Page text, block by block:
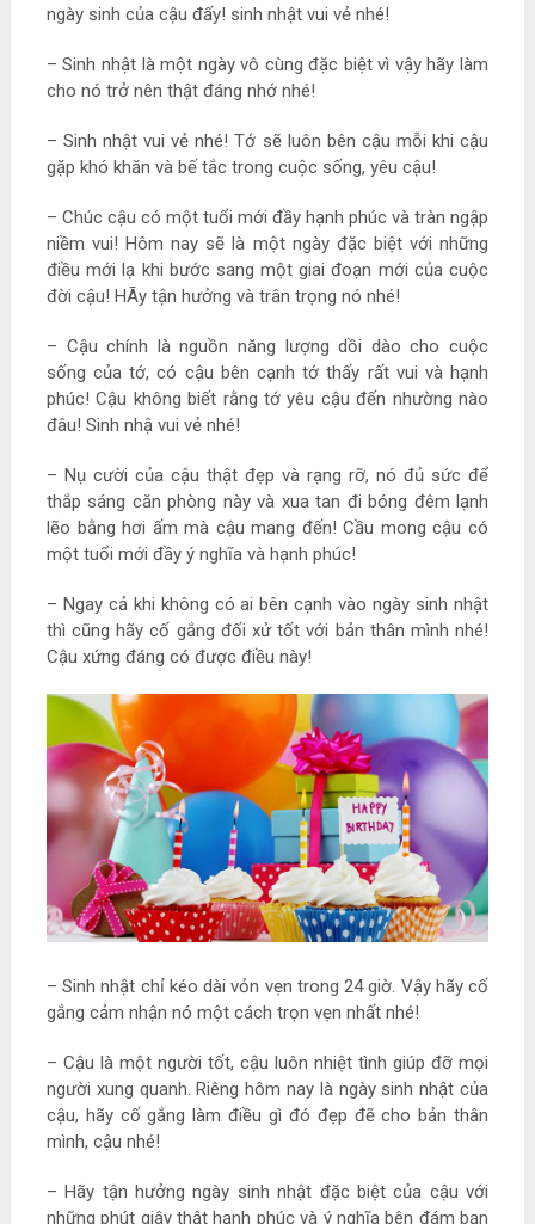
ngày sinh của cậu đấy! sinh nhật vui vẻ nhé!
– Sinh nhật là một ngày vô cùng đặc biệt vì vậy hãy làm
cho nó trở nên thật đáng nhớ nhé!
– Sinh nhật vui vẻ nhé! Tớ sẽ luôn bên cậu mỗi khi cậu
gặp khó khăn và bế tắc trong cuộc sống, yêu cậu!
– Chúc cậu có một tuổi mới đầy hạnh phúc và tràn ngập
niềm vui! Hôm nay sẽ là một ngày đặc biệt với những
điều mới lạ khi bước sang một giai đoạn mới của cuộc
đời cậu! HÃy tận hưởng và trân trọng nó nhé!
– Cậu chính là nguồn năng lượng dồi dào cho cuộc
sống của tớ, có cậu bên cạnh tớ thấy rất vui và hạnh
phúc! Cậu không biết rằng tớ yêu cậu đến nhường nào
đâu! Sinh nhậ vui vẻ nhé!
– Nụ cười của cậu thật đẹp và rạng rỡ, nó đủ sức để
thắp sáng căn phòng này và xua tan đi bóng đêm lạnh
lẽo bằng hơi ấm mà cậu mang đến! Cầu mong cậu có
một tuổi mới đầy ý nghĩa và hạnh phúc!
– Ngay cả khi không có ai bên cạnh vào ngày sinh nhật
thì cũng hãy cố gắng đối xử tốt với bản thân mình nhé!
Cậu xứng đáng có được điều này!
– Sinh nhật chỉ kéo dài vỏn vẹn trong 24 giờ. Vậy hãy cố
gắng cảm nhận nó một cách trọn vẹn nhất nhé!
– Cậu là một người tốt, cậu luôn nhiệt tình giúp đỡ mọi
người xung quanh. Riêng hôm nay là ngày sinh nhật của
cậu, hãy cố gắng làm điều gì đó đẹp đẽ cho bản thân
mình, cậu nhé!
– Hãy tận hưởng ngày sinh nhật đặc biệt của cậu với
những phút giây thật hạnh phúc và ý nghĩa bên đám bạn